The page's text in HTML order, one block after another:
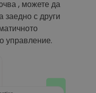
, можете да
заедно с други
управление.